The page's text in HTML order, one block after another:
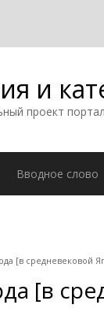
и
проект
Вводное слово
[в средневековой
[в